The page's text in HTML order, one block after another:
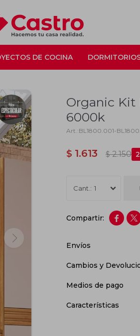
DE COCINA
Organic Kit
6000k
BL1800.001-
$ 1.613 $ 2.150
1
 
Envíos
Cambios y
Medios de pago
Características